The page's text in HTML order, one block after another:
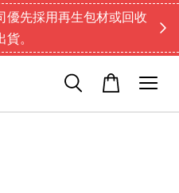
優先採用再生包材或回收
貨。